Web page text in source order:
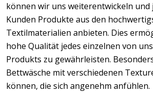
können wir uns weiterentwickeln und
Kunden Produkte aus den
Textilmaterialien anbieten. Dies
hohe Qualität jedes einzelnen von
Produkts zu gewährleisten.
Bettwäsche mit verschiedenen
können, die sich angenehm anfühlen.